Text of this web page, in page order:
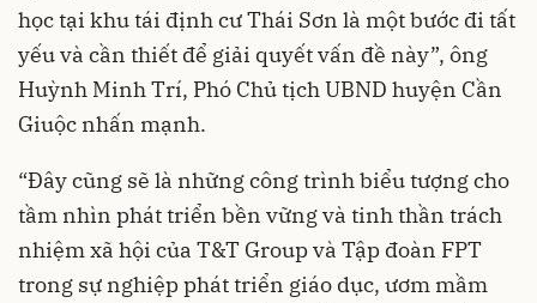
học tại khu tái định cư Thái Sơn là một bước đi tất
yếu và cần thiết để giải quyết vấn đề này”, ông
Huỳnh Minh Trí, Phó Chủ tịch UBND huyện Cần
Giuộc nhấn mạnh.
“Đây cũng sẽ là những công trình biểu tượng cho
tầm nhìn phát triển bền vững và tinh thần trách
nhiệm xã hội của T&T Group và Tập đoàn FPT
trong sự nghiệp phát triển giáo dục, ươm mầm